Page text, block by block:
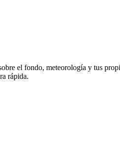
el fondo, meteorología y tus
rápida.